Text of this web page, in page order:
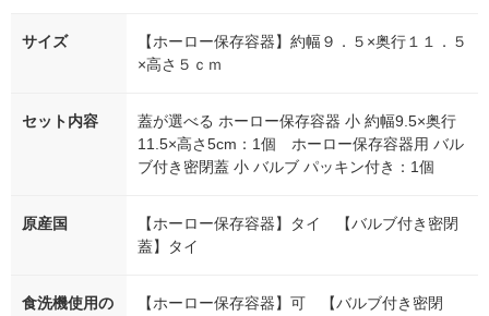
サイズ
【ホーロー保存容器】約幅９．５×奥行１１．５
×高さ５ｃｍ
セット内容
蓋が選べる ホーロー保存容器 小 約幅9.5×奥行
11.5×高さ5cm：1個 ホーロー保存容器用 バル
ブ付き密閉蓋 小 バルブ パッキン付き：1個
原産国
【ホーロー保存容器】タイ 【バルブ付き密閉
蓋】タイ
食洗機使用の
【ホーロー保存容器】可 【バルブ付き密閉